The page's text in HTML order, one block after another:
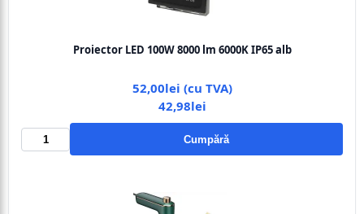
Proiector LED 100W 8000 lm 6000K IP65 alb
52,00lei (cu TVA)
42,98lei
Cumpără